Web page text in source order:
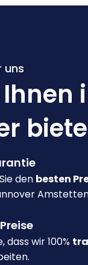
uns
den besten
dass wir 100%